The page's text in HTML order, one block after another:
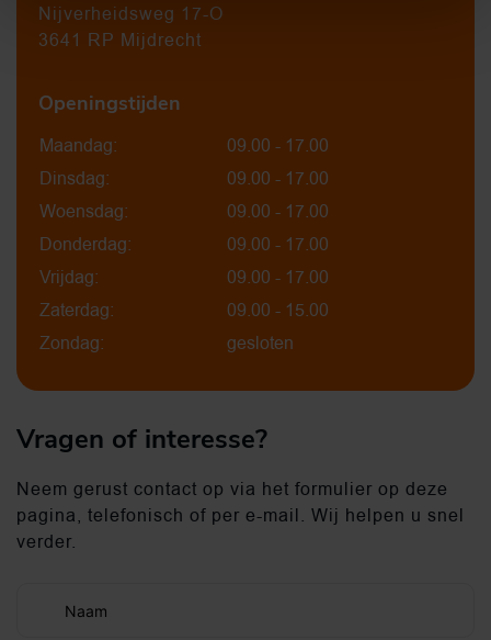
Nijverheidsweg 17-O
3641 RP Mijdrecht
Openingstijden
Maandag:
09.00 - 17.00
Dinsdag:
09.00 - 17.00
Woensdag:
09.00 - 17.00
Donderdag:
09.00 - 17.00
Vrijdag:
09.00 - 17.00
Zaterdag:
09.00 - 15.00
Zondag:
gesloten
Vragen of interesse?
Neem gerust contact op via het formulier op deze
pagina, telefonisch of per e-mail. Wij helpen u snel
verder.
Naam